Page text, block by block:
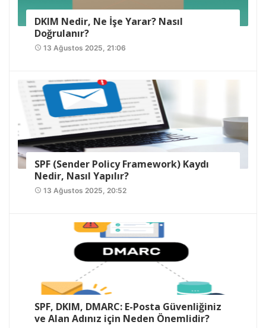
DKIM Nedir, Ne İşe Yarar? Nasıl
Doğrulanır?
access_time 13 Ağustos 2025, 21:06
SPF (Sender Policy Framework) Kaydı
Nedir, Nasıl Yapılır?
access_time 13 Ağustos 2025, 20:52
SPF, DKIM, DMARC: E-Posta Güvenliğiniz
ve Alan Adınız için Neden Önemlidir?